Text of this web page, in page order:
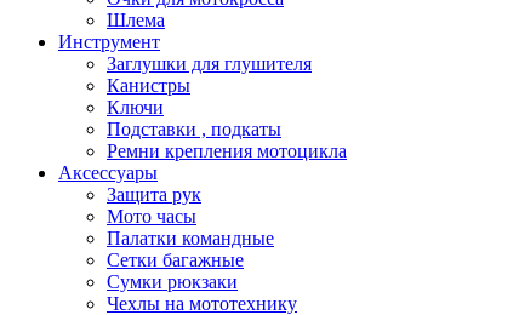
Шлема
Инструмент
Заглушки для глушителя
Канистры
Ключи
Подставки , подкаты
Ремни крепления мотоцикла
Аксессуары
Защита рук
Мото часы
Палатки командные
Сетки багажные
Сумки рюкзаки
Чехлы на мототехнику